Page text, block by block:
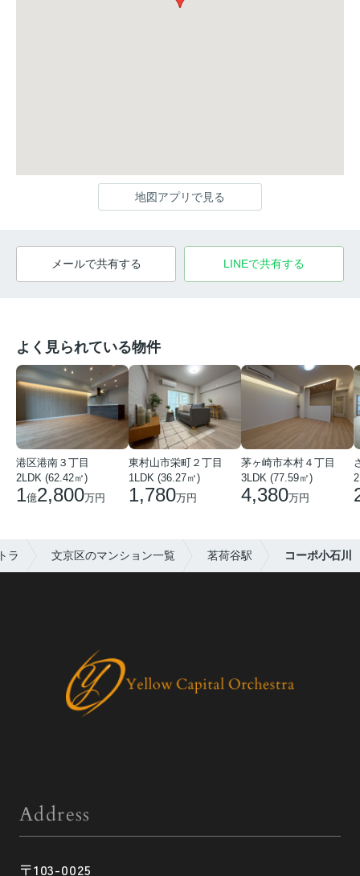
地図アプリで見る
メールで共有する LINEで共有する
よく見られている物件
港区港南３丁目
2LDK (62.42㎡)
1億2,800万円
東村山市栄町２丁目
1LDK (36.27㎡)
1,780万円
茅ヶ崎市本村４丁目
3LDK (77.59㎡)
4,380万円
ラ 文京区のマンション一覧 茗荷谷駅 コーポ小石川
Address
〒103-0025